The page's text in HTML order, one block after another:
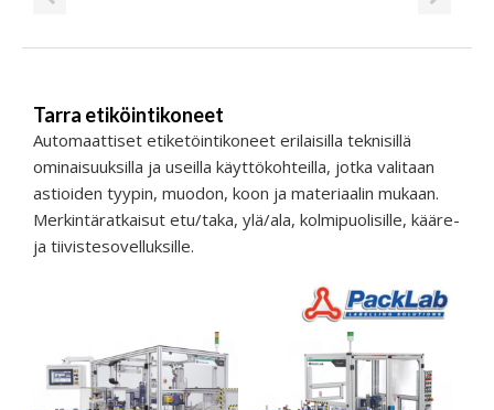
Tarra etiköintikoneet
Automaattiset etiketöintikoneet erilaisilla teknisillä
ominaisuuksilla ja useilla käyttökohteilla, jotka valitaan
astioiden tyypin, muodon, koon ja materiaalin mukaan.
Merkintäratkaisut etu/taka, ylä/ala, kolmipuolisille, kääre-
ja tiivistesovelluksille.